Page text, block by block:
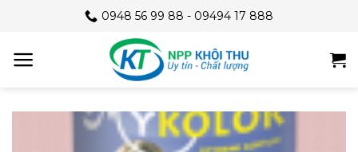
content
0948 56 99 88 - 09494 17 888